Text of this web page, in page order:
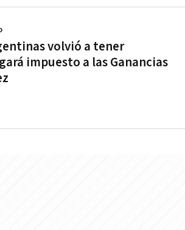
volvió a tener
impuesto a las Ganancias